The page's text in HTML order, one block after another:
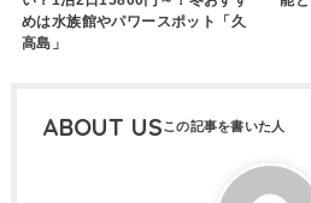
めは水族館やパワースポット「久
高島」
ABOUT US